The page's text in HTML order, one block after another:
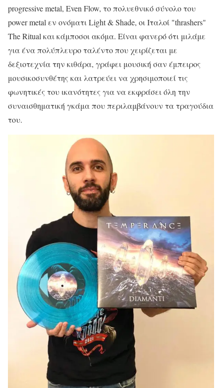
progressive metal, Even Flow, το πολυεθνικό σύνολο του
power metal εν ονόματι Light & Shade, οι Ιταλοί "thrashers"
The Ritual και κάμποσοι ακόμα. Είναι φανερό ότι μιλάμε
για ένα πολύπλευρο ταλέντο που χειρίζεται με
δεξιοτεχνία την κιθάρα, γράφει μουσική σαν έμπειρος
μουσικοσυνθέτης και λατρεύει να χρησιμοποιεί τις
φωνητικές του ικανότητες για να εκφράσει όλη την
συναισθηματική γκάμα που περιλαμβάνουν τα τραγούδια
του.